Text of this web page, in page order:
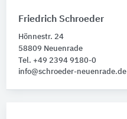
Friedrich Schroeder
Hönnestr. 24
58809 Neuenrade
Tel. +49 2394 9180-0
info@schroeder-neuenrade.de